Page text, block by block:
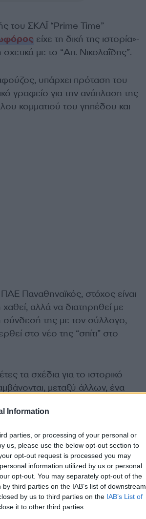
Information
parties, or processing of your personal or
us, please use the below opt-out section to
opt-out request is processed you may
information utilized by us or personal
opt-out. You may separately opt-out of the
third parties on the IAB’s list of downstream
by us to third parties on the IAB’s List of
it to other third parties.
του ΣΚΑΪ “Prime Time”
είχε τη δική της ιστορία»-
με το “Απ. Νικολαΐδης”.
υπάρχει πρόταση του
γραφείο για την ανάπλαση της
κομματιού του γηπέδου και
Παναθηναϊκός, στόχος είναι
χαθεί, αλλά να διατηρηθεί με
σύνδεσή της με τον σύλλογο,
στο νέο της “σπίτι” στο
τα σχέδια για το ιστορικό
μεταξύ άλλων, ένα